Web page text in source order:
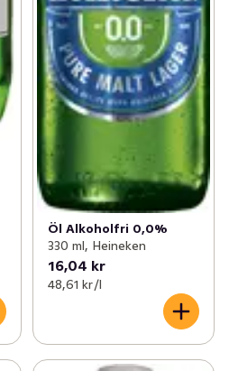
Öl Alkoholfri 0,0%
330 ml, Heineken
16,04 kr
48,61 kr /l